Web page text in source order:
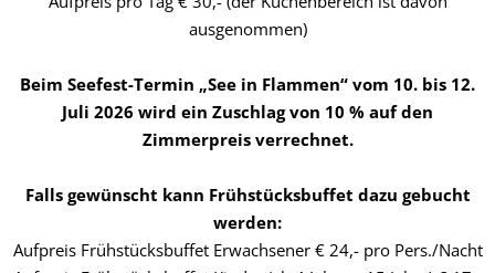
ausgenommen)
Beim Seefest-Termin „See in Flammen“ vom 10. bis 12.
Juli 2026 wird ein Zuschlag von 10 % auf den
Zimmerpreis verrechnet.
Falls gewünscht kann Frühstücksbuffet dazu gebucht
werden:
Aufpreis Frühstücksbuffet Erwachsener € 24,- pro Pers./Nacht